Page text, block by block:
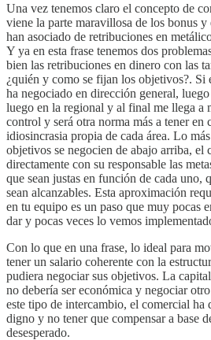
Una vez tenemos claro el concepto de
viene la parte maravillosa de los bonus
han asociado de retribuciones en
Y ya en esta frase tenemos dos
bien las retribuciones en dinero con las
¿quién y como se fijan los objetivos?. Si
ha negociado en dirección general,
luego en la regional y al final me llega a
control y será otra norma más a tener en
idiosincrasia propia de cada área. Lo
objetivos se negocien de abajo arriba, el
directamente con su responsable las
que sean justas en función de cada uno,
sean alcanzables. Esta aproximación
en tu equipo es un paso que muy pocas
dar y pocas veces lo vemos
Con lo que en una frase, lo ideal para
tener un salario coherente con la
pudiera negociar sus objetivos. La
no debería ser económica y negociar
este tipo de intercambio, el comercial ha
digno y no tener que compensar a base
desesperado.